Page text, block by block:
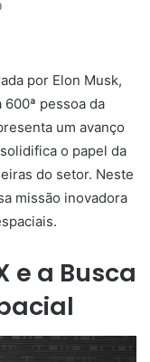
por Elon Musk,
pessoa da
um avanço
o papel da
do setor. Neste
missão inovadora
e a Busca